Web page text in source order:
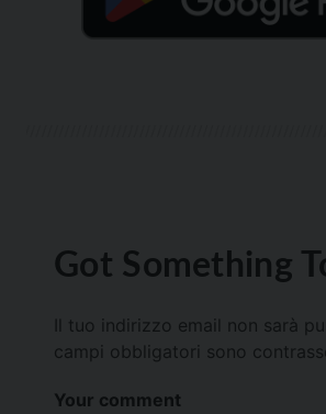
Got Something
Il tuo indirizzo email non sarà
campi obbligatori sono
Your comment